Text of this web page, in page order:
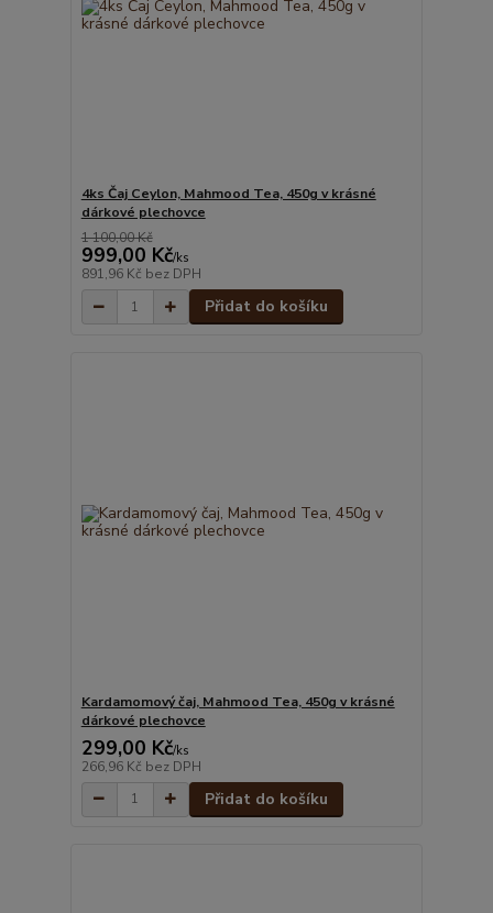
4ks Čaj Ceylon, Mahmood Tea, 450g v krásné
dárkové plechovce
1 100,00 Kč
999,00 Kč/ks
891,96 Kč bez DPH
Přidat do košíku
Kardamomový čaj, Mahmood Tea, 450g v krásné
dárkové plechovce
299,00 Kč/ks
266,96 Kč bez DPH
Přidat do košíku